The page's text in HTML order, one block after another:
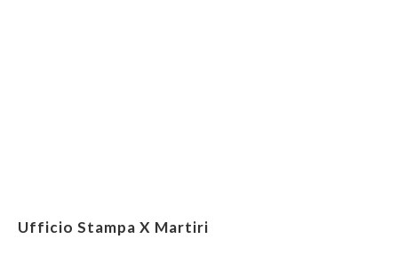
Ufficio Stampa X Martiri